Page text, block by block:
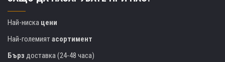
Най-ниска цени
Най-големиятасортимент
Бърз доставка (24-48 часа)